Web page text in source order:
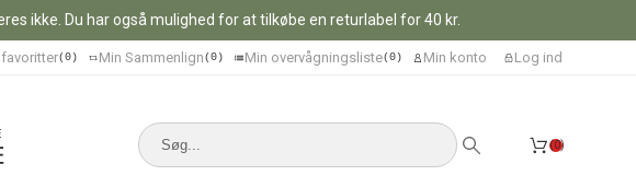
ikke. Du har også mulighed for at tilkøbe en returlabel for 40 kr.
0 Min Sammenlign 0 Min overvågningsliste 0 Min konto Log ind
0